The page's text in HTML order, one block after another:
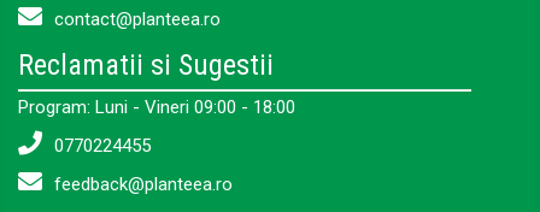
contact@planteea.ro
Reclamatii si Sugestii
Program: Luni - Vineri 09:00 - 18:00
0770224455
feedback@planteea.ro